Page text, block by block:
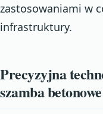
zastosowaniami w
infrastruktury.
Precyzyjna
szamba